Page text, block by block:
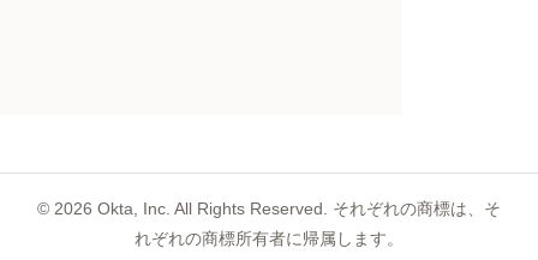
© 2026 Okta, Inc. All Rights Reserved. それぞれの商標は、そ
れぞれの商標所有者に帰属します。